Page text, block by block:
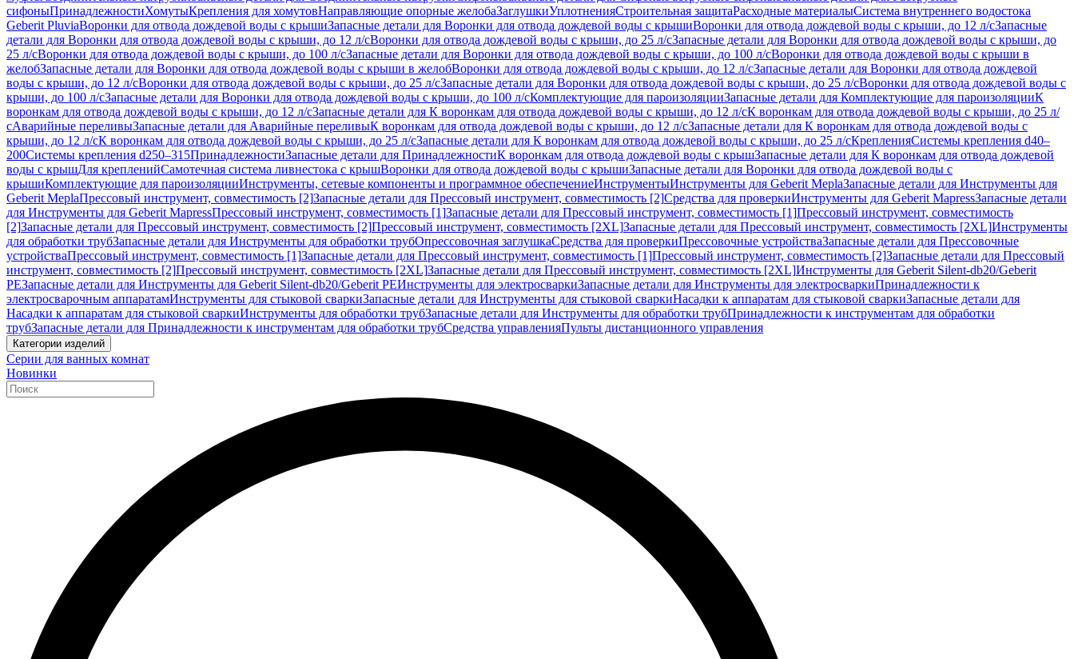
сифоныПринадлежностиХомутыКрепления для хомутовНаправляющие опорные желобаЗаглушкиУплотненияСтроительная защитаРасходные материалыСистема внутреннего водостока
Geberit PluviaВоронки для отвода дождевой воды с крышиЗапасные детали для Воронки для отвода дождевой воды с крышиВоронки для отвода дождевой воды с крыши, до 12 л/сЗапасные
детали для Воронки для отвода дождевой воды с крыши, до 12 л/сВоронки для отвода дождевой воды с крыши, до 25 л/сЗапасные детали для Воронки для отвода дождевой воды с крыши, до
25 л/сВоронки для отвода дождевой воды с крыши, до 100 л/сЗапасные детали для Воронки для отвода дождевой воды с крыши, до 100 л/сВоронки для отвода дождевой воды с крыши в
желобЗапасные детали для Воронки для отвода дождевой воды с крыши в желобВоронки для отвода дождевой воды с крыши, до 12 л/сЗапасные детали для Воронки для отвода дождевой
воды с крыши, до 12 л/сВоронки для отвода дождевой воды с крыши, до 25 л/сЗапасные детали для Воронки для отвода дождевой воды с крыши, до 25 л/сВоронки для отвода дождевой воды с
крыши, до 100 л/сЗапасные детали для Воронки для отвода дождевой воды с крыши, до 100 л/сКомплектующие для пароизоляцииЗапасные детали для Комплектующие для пароизоляцииК
воронкам для отвода дождевой воды с крыши, до 12 л/сЗапасные детали для К воронкам для отвода дождевой воды с крыши, до 12 л/сК воронкам для отвода дождевой воды с крыши, до 25 л/
сАварийные переливыЗапасные детали для Аварийные переливыК воронкам для отвода дождевой воды с крыши, до 12 л/сЗапасные детали для К воронкам для отвода дождевой воды с
крыши, до 12 л/сК воронкам для отвода дождевой воды с крыши, до 25 л/сЗапасные детали для К воронкам для отвода дождевой воды с крыши, до 25 л/сКрепленияСистемы крепления d40–
200Системы крепления d250–315ПринадлежностиЗапасные детали для ПринадлежностиК воронкам для отвода дождевой воды с крышЗапасные детали для К воронкам для отвода дождевой
воды с крышДля крепленийСамотечная система ливнестока с крышВоронки для отвода дождевой воды с крышиЗапасные детали для Воронки для отвода дождевой воды с
крышиКомплектующие для пароизоляцииИнструменты, сетевые компоненты и программное обеспечениеИнструментыИнструменты для Geberit MeplaЗапасные детали для Инструменты для
Geberit MeplaПрессовый инструмент, совместимость [2]Запасные детали для Прессовый инструмент, совместимость [2]Средства для проверкиИнструменты для Geberit MapressЗапасные детали
для Инструменты для Geberit MapressПрессовый инструмент, совместимость [1]Запасные детали для Прессовый инструмент, совместимость [1]Прессовый инструмент, совместимость
[2]Запасные детали для Прессовый инструмент, совместимость [2]Прессовый инструмент, совместимость [2XL]Запасные детали для Прессовый инструмент, совместимость [2XL]Инструменты
для обработки трубЗапасные детали для Инструменты для обработки трубОпрессовочная заглушкаСредства для проверкиПрессовочные устройстваЗапасные детали для Прессовочные
устройстваПрессовый инструмент, совместимость [1]Запасные детали для Прессовый инструмент, совместимость [1]Прессовый инструмент, совместимость [2]Запасные детали для Прессовый
инструмент, совместимость [2]Прессовый инструмент, совместимость [2XL]Запасные детали для Прессовый инструмент, совместимость [2XL]Инструменты для Geberit Silent-db20/Geberit
PEЗапасные детали для Инструменты для Geberit Silent-db20/Geberit PEИнструменты для электросваркиЗапасные детали для Инструменты для электросваркиПринадлежности к
электросварочным аппаратамИнструменты для стыковой сваркиЗапасные детали для Инструменты для стыковой сваркиНасадки к аппаратам для стыковой сваркиЗапасные детали для
Насадки к аппаратам для стыковой сваркиИнструменты для обработки трубЗапасные детали для Инструменты для обработки трубПринадлежности к инструментам для обработки
трубЗапасные детали для Принадлежности к инструментам для обработки трубСредства управленияПульты дистанционного управления
Категории изделий
Серии для ванных комнат
Новинки